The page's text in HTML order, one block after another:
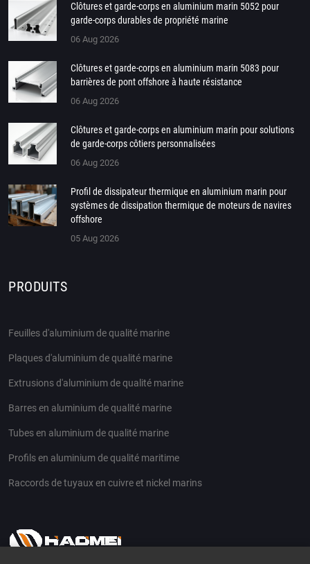
Clôtures et garde-corps en aluminium marin 5052 pour
garde-corps durables de propriété marine
06 Aug 2026
Clôtures et garde-corps en aluminium marin 5083 pour
barrières de pont offshore à haute résistance
06 Aug 2026
Clôtures et garde-corps en aluminium marin pour solutions
de garde-corps côtiers personnalisées
06 Aug 2026
Profil de dissipateur thermique en aluminium marin pour
systèmes de dissipation thermique de moteurs de navires
offshore
05 Aug 2026
PRODUITS
Feuilles d'aluminium de qualité marine
Plaques d'aluminium de qualité marine
Extrusions d'aluminium de qualité marine
Barres en aluminium de qualité marine
Tubes en aluminium de qualité marine
Profils en aluminium de qualité maritime
Raccords de tuyaux en cuivre et nickel marins